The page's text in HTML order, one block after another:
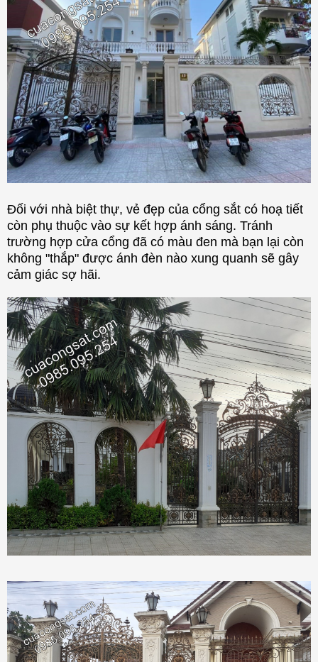
Đối với nhà biệt thự, vẻ đẹp của cổng sắt có hoạ tiết
còn phụ thuộc vào sự kết hợp ánh sáng. Tránh
trường hợp cửa cổng đã có màu đen mà bạn lại còn
không "thắp" được ánh đèn nào xung quanh sẽ gây
cảm giác sợ hãi.